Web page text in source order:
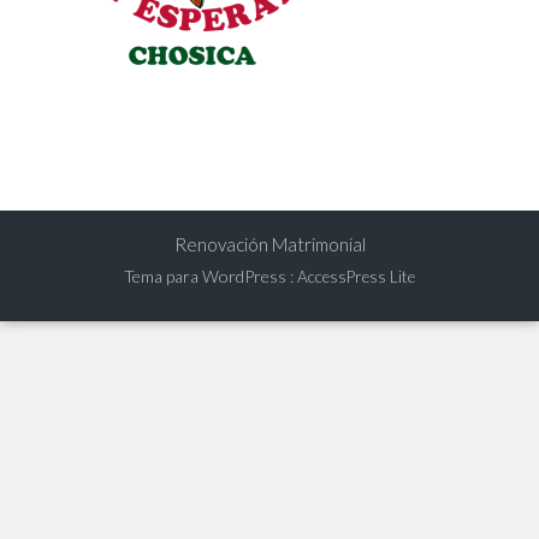
Renovación Matrimonial
Tema para WordPress :AccessPress Lite